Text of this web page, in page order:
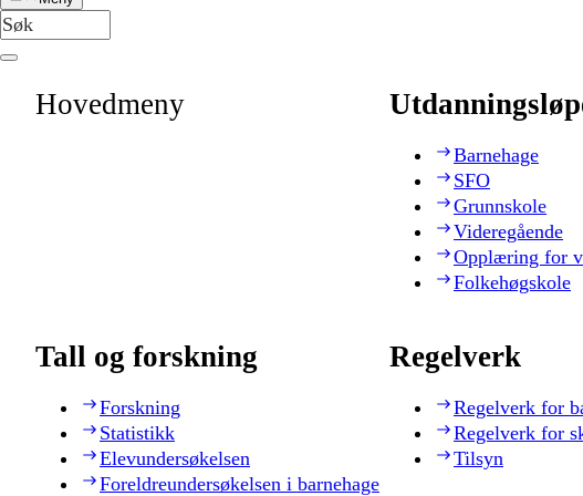
Hovedmeny
Barnehage
SFO
Grunnskole
Videregående
Opplæring for
Folkehøgskole
Tall og forskning
Forskning
Statistikk
Elevundersøkelsen
Foreldreundersøkelsen i barnehage
Regelverk
Regelverk for
Regelverk for
Tilsyn